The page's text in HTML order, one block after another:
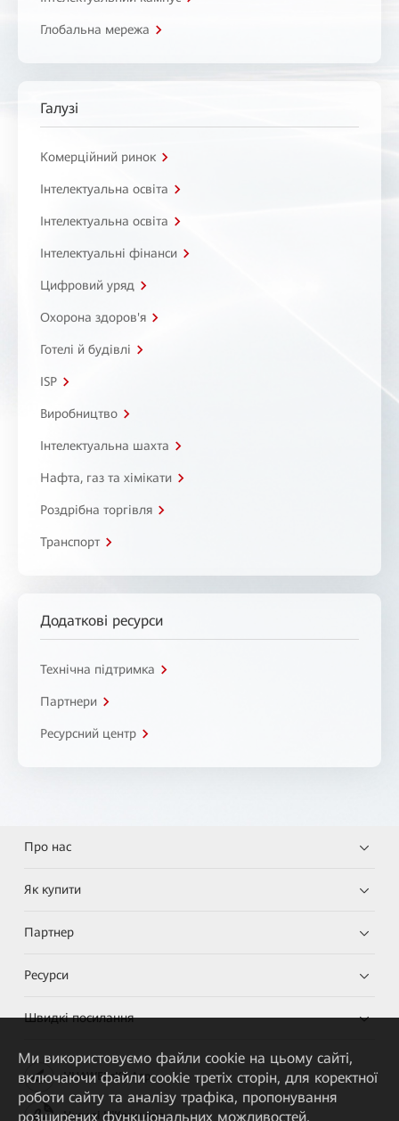
Глобальна мережа
Галузі
Комерційний ринок
Інтелектуальна освіта
Інтелектуальна освіта
Інтелектуальні фінанси
Цифровий уряд
Охорона здоров'я
Готелі й будівлі
ISP
Виробництво
Інтелектуальна шахта
Нафта, газ та хімікати
Роздрібна торгівля
Транспорт
Додаткові ресурси
Технічна підтримка
Партнери
Ресурсний центр
Про нас
Як купити
Партнер
Ресурси
Швидкі посилання
HUAWEI eKit App
Huawei HiKnow App
Ми використовуємо файли cookie на цьому сайті,
включаючи файли cookie третіх сторін, для коректної
роботи сайту та аналізу трафіка, пропонування
розширених функціональних можливостей,